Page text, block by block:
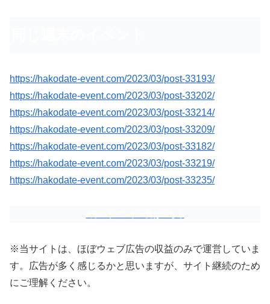
https://hakodate-event.com/2023/03/post-33193/
https://hakodate-event.com/2023/03/post-33202/
https://hakodate-event.com/2023/03/post-33214/
https://hakodate-event.com/2023/03/post-33209/
https://hakodate-event.com/2023/03/post-33182/
https://hakodate-event.com/2023/03/post-33219/
https://hakodate-event.com/2023/03/post-33235/
※当サイトは、ほぼウェブ広告の収益のみで運営していま
す。広告が多く感じるかと思いますが、サイト継続のため
にご理解ください。